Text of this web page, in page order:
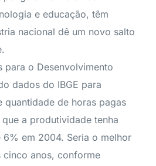
e educação, têm
nacional dê um novo salto
para o Desenvolvimento
dados do IBGE para
quantidade de horas pagas
a produtividade tenha
em 2004. Seria o melhor
cinco anos, conforme